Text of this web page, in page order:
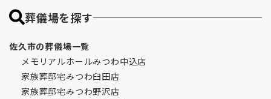
葬儀場を探す
佐久市の葬儀場一覧
メモリアルホールみつわ中込店
家族葬邸宅みつわ臼田店
家族葬邸宅みつわ野沢店